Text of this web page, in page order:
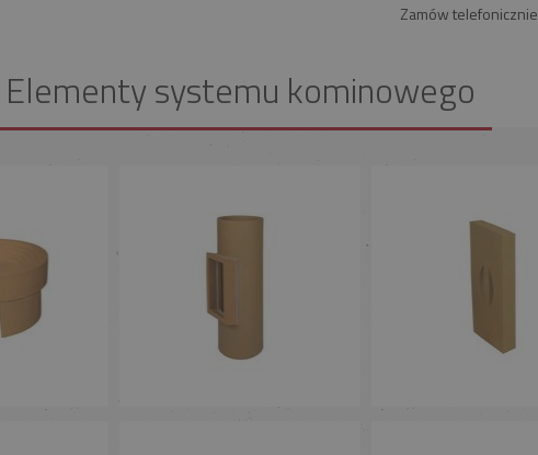
Zamów telefonicznie
Elementy systemu kominowego